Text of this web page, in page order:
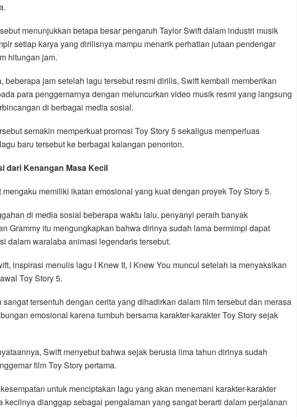
menunjukkan betapa besar pengaruh Taylor Swift dalam industri musik
setiap karya yang dirilisnya mampu menarik perhatian jutaan pendengar
hitungan jam.
beberapa jam setelah lagu tersebut resmi dirilis, Swift kembali memberikan
para penggemarnya dengan meluncurkan video musik resmi yang langsung
di berbagai media sosial.
semakin memperkuat promosi Toy Story 5 sekaligus memperluas
baru tersebut ke berbagai kalangan penonton.
dari Kenangan Masa Kecil
mengaku memiliki ikatan emosional yang kuat dengan proyek Toy Story 5.
di media sosial beberapa waktu lalu, penyanyi peraih banyak
Grammy itu mengungkapkan bahwa dirinya sudah lama bermimpi dapat
dalam waralaba animasi legendaris tersebut.
inspirasi menulis lagu I Knew It, I Knew You muncul setelah ia menyaksikan
Toy Story 5.
sangat tersentuh dengan cerita yang dihadirkan dalam film tersebut dan merasa
emosional karena tumbuh bersama karakter-karakter Toy Story sejak
Swift menyebut bahwa sejak berusia lima tahun dirinya sudah
film Toy Story pertama.
untuk menciptakan lagu yang akan menemani karakter-karakter
kecilnya dianggap sebagai pengalaman yang sangat berarti dalam perjalanan